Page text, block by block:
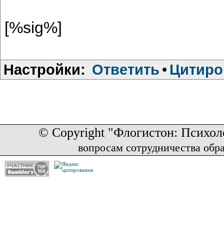
[%sig%]
Настройки: Ответить •
© Copyright "Флогистон:
вопросам сотрудничества